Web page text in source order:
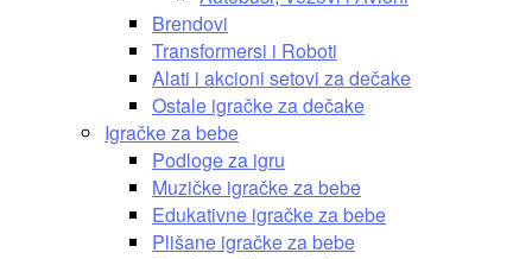
Brendovi
Transformersi i Roboti
Alati i akcioni setovi za dečake
Ostale igračke za dečake
Igračke za bebe
Podloge za igru
Muzičke igračke za bebe
Edukativne igračke za bebe
Plišane igračke za bebe